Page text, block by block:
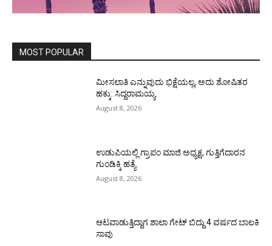
MOST POPULAR
ಮೀಸಲಾತಿ ಎನ್ನುವುದು ಭಿಕ್ಷೆಯಲ್ಲ, ಅದು ಶೋಷಿತರ
ಹಕ್ಕು: ಸಿದ್ದರಾಮಯ್ಯ
August 8, 2026
ಉಡುಪಿಯಲ್ಲಿ ಗ್ರಾಪಂ ಮಾಜಿ ಅಧ್ಯಕ್ಷ, ಗುತ್ತಿಗೆದಾರನ
ಗುಂಡಿಕ್ಕಿ ಹತ್ಯೆ
August 8, 2026
ಆಟವಾಡುತ್ತಿದ್ದಾಗ ಶಾಲಾ ಗೇಟ್‌ ಬಿದ್ದು 4 ವರ್ಷದ ಬಾಲಕಿ
ಸಾವು